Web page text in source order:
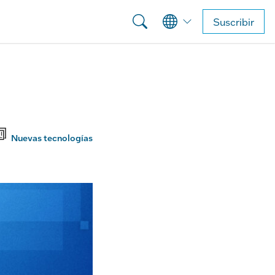
Suscribir
Nuevas tecnologías